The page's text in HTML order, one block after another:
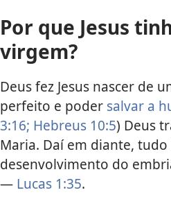
Por que Jesus
virgem?
Deus fez Jesus nascer de
perfeito e poder salvar a
3:16; Hebreus 10:5) Deus
Maria. Daí em diante,
desenvolvimento do
— Lucas 1:35.